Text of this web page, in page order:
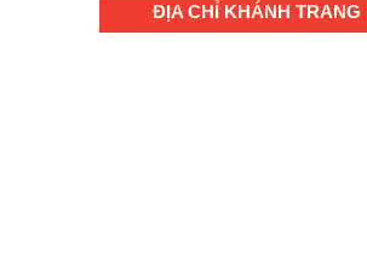
ĐỊA CHỈ KHÁNH TRANG